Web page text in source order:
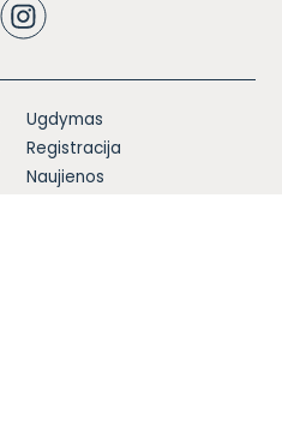
Ugdymas
Registracija
Naujienos